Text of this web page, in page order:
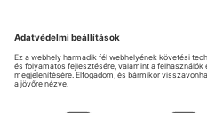
Germany
Unter den Linden 24, 10117
Berlin, Germany